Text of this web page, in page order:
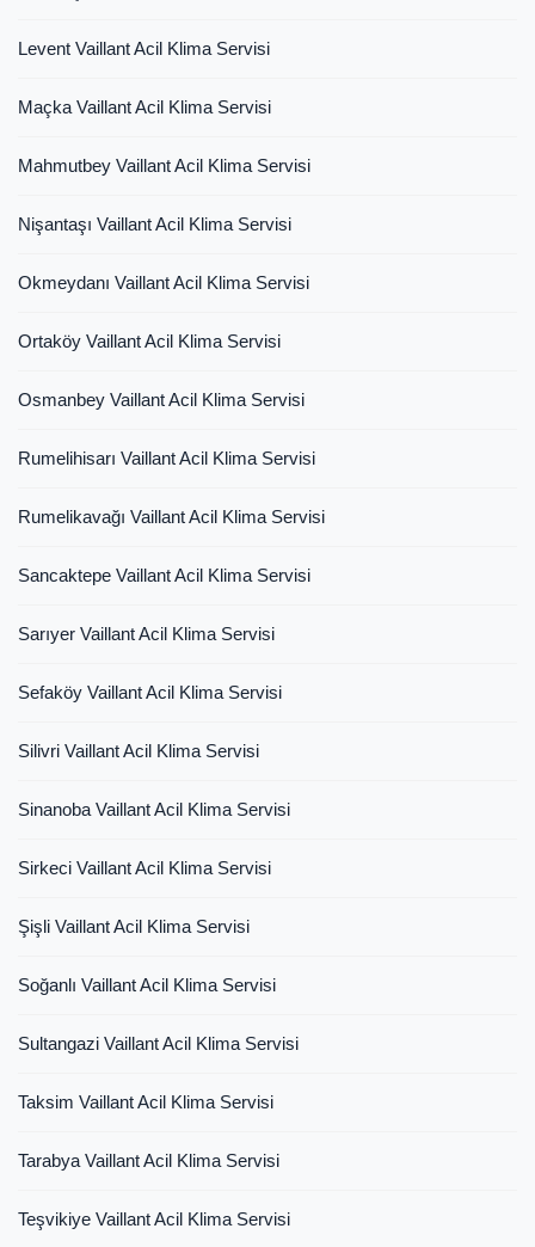
Levent Vaillant Acil Klima Servisi
Maçka Vaillant Acil Klima Servisi
Mahmutbey Vaillant Acil Klima Servisi
Nişantaşı Vaillant Acil Klima Servisi
Okmeydanı Vaillant Acil Klima Servisi
Ortaköy Vaillant Acil Klima Servisi
Osmanbey Vaillant Acil Klima Servisi
Rumelihisarı Vaillant Acil Klima Servisi
Rumelikavağı Vaillant Acil Klima Servisi
Sancaktepe Vaillant Acil Klima Servisi
Sarıyer Vaillant Acil Klima Servisi
Sefaköy Vaillant Acil Klima Servisi
Silivri Vaillant Acil Klima Servisi
Sinanoba Vaillant Acil Klima Servisi
Sirkeci Vaillant Acil Klima Servisi
Şişli Vaillant Acil Klima Servisi
Soğanlı Vaillant Acil Klima Servisi
Sultangazi Vaillant Acil Klima Servisi
Taksim Vaillant Acil Klima Servisi
Tarabya Vaillant Acil Klima Servisi
Teşvikiye Vaillant Acil Klima Servisi